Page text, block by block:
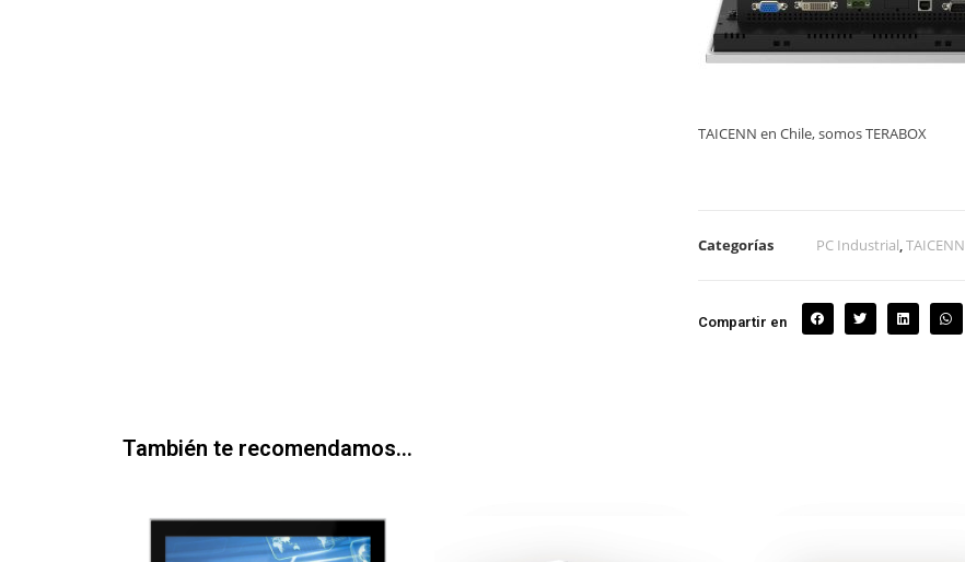
TAICENN en Chile, somos TERABOX
Categorías PC Industrial,TAICENN
Compartir en
También te recomendamos…